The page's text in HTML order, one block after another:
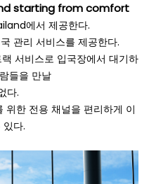
starting from comfort
에서 제공한다.
관리 서비스를 제공한다.
서비스로 입국장에서 대기하
들을 만날
다.
위한 전용 채널을 편리하게 이
있다.